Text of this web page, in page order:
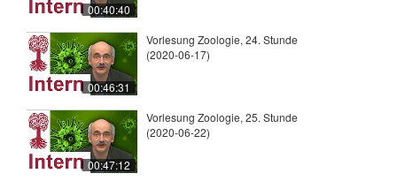
00:40:40
00:46:31
Vorlesung Zoologie, 24. Stunde
(2020-06-17)
00:47:12
Vorlesung Zoologie, 25. Stunde
(2020-06-22)